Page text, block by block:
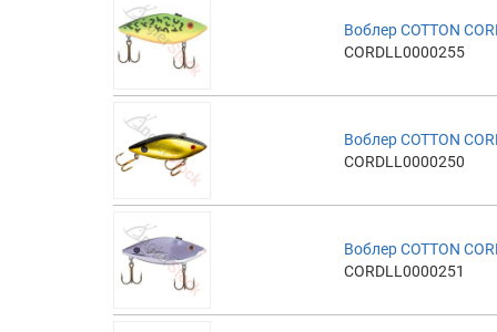
Воблер COTTON
CORDLL0000255
Воблер COTTON
CORDLL0000250
Воблер COTTON
CORDLL0000251